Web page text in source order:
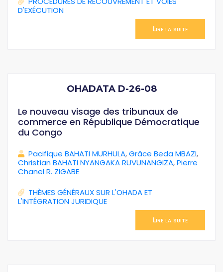
D'EXÉCUTION
Lire la suite
OHADATA D-26-08
Le nouveau visage des tribunaux de
commerce en République Démocratique
du Congo
Pacifique BAHATI MURHULA,Grâce Beda MBAZI,
Christian BAHATI NYANGAKA RUVUNANGIZA,Pierre
Chanel R. ZIGABE
THÈMES GÉNÉRAUX SUR L'OHADA ET
L'INTÉGRATION JURIDIQUE
Lire la suite